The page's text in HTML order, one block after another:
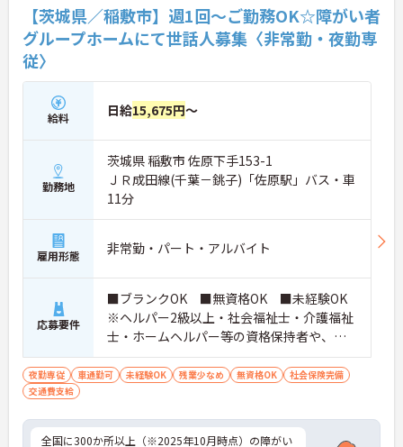
【茨城県／稲敷市】週1回～ご勤務OK☆障がい者
グループホームにて世話人募集〈非常勤・夜勤専
従〉
給料 日給15,675円～
勤務地
茨城県 稲敷市 佐原下手153-1
ＪＲ成田線(千葉－銚子)「佐原駅」バス・車
11分
雇用形態 非常勤・パート・アルバイト
応募要件
■ブランクOK ■無資格OK ■未経験OK
※ヘルパー2級以上・社会福祉士・介護福祉
士・ホームヘルパー等の資格保持者や、福
祉系業務経験者、障害者支援施設経験者、
生活支援員、障害者支援員、就労支援員、
夜勤専従 車通勤可 未経験OK 残業少なめ 無資格OK
社会保険完備
交通費支給
全国に300か所以上（※2025年10月時点）の障がい